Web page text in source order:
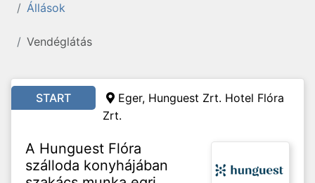
Állások
Vendéglátás
START
Eger, Hunguest Zrt. Hotel Flóra
Zrt.
A Hunguest Flóra
szálloda konyhájában